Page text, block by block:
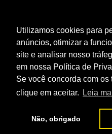
Utilizamos cookies para
anúncios, otimizar a
site e analisar nosso
em nossa Política de
Se você concorda com os
clique em aceitar.
Leia
Não, obrigado
HOME EVENTO /
Marcin Tybura x